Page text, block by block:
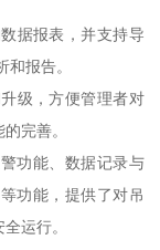
据报表，并支持导
报告。
级，方便管理者对
完善。
功能、数据记录与
功能，提供了对吊
运行。